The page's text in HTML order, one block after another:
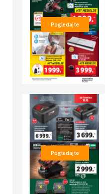
Pogledajte
Pogledajte